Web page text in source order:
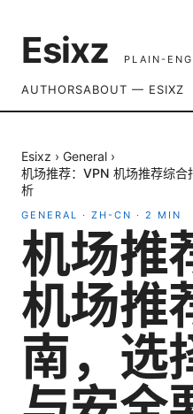
Esixz PLAIN-
AUTHORSABOUT — ESIXZ
Esixz › General ›
机场推荐：VPN 机场推荐综
析
GENERAL · ZH-CN · 2 MIN
机场推
机场推
南，选